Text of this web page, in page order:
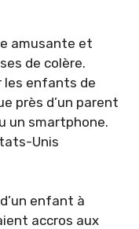
amusante et
de colère.
les enfants de
près d’un parent
un smartphone.
Unis
enfant à
accros aux